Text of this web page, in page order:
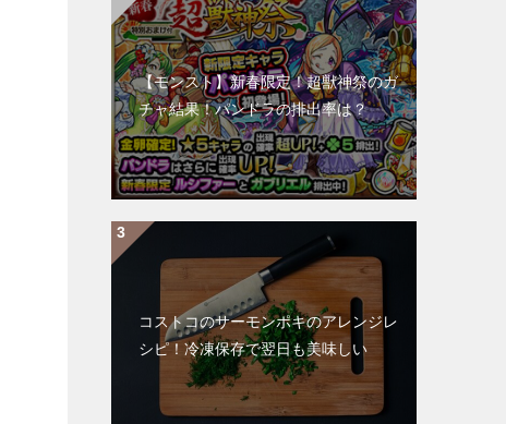
【モンスト】新春限定！超獣神祭のガ
チャ結果！パンドラの排出率は？
コストコのサーモンポキのアレンジレ
シピ！冷凍保存で翌日も美味しい